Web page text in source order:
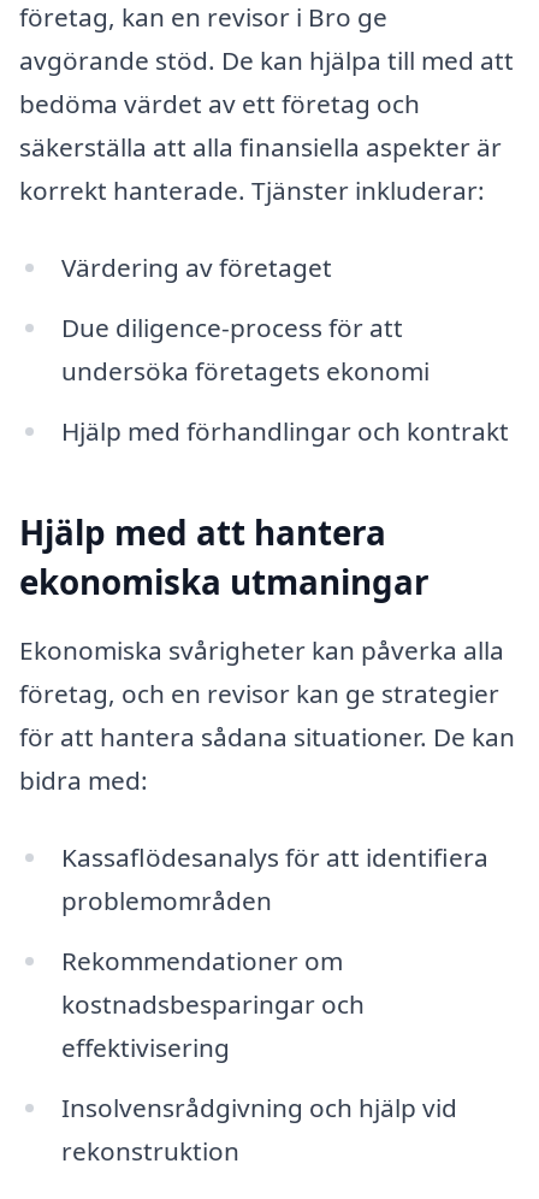
företag, kan en revisor i Bro ge
avgörande stöd. De kan hjälpa till med att
bedöma värdet av ett företag och
säkerställa att alla finansiella aspekter är
korrekt hanterade. Tjänster inkluderar:
Värdering av företaget
Due diligence-process för att
undersöka företagets ekonomi
Hjälp med förhandlingar och kontrakt
Hjälp med att hantera
ekonomiska utmaningar
Ekonomiska svårigheter kan påverka alla
företag, och en revisor kan ge strategier
för att hantera sådana situationer. De kan
bidra med:
Kassaflödesanalys för att identifiera
problemområden
Rekommendationer om
kostnadsbesparingar och
effektivisering
Insolvensrådgivning och hjälp vid
rekonstruktion